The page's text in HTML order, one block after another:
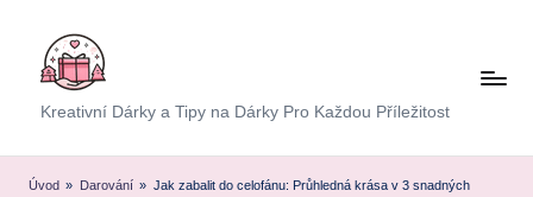
content
E
x
Kreativní Dárky a Tipy na Dárky Pro Každou Příležitost
Úvod » Darování » Jak zabalit do celofánu: Průhledná krása v 3 snadných